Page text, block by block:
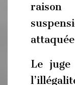
Le juge